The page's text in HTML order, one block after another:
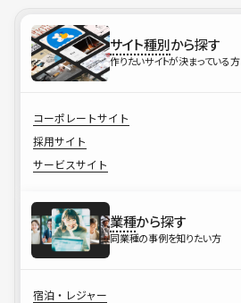
サイト種別から探す
作りたいサイトが決まっている方
コーポレートサイト
採用サイト
サービスサイト
業種から探す
同業種の事例を知りたい方
宿泊・レジャー